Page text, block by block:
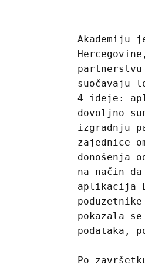
Akademiju
suočavaju
4 ideje:
dovoljno
izgradnju
zajednice
donošenja
na način
aplikacija
pokazala
podataka,
Po